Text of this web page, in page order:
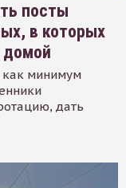
посты
в которых
домой
как минимум
дать